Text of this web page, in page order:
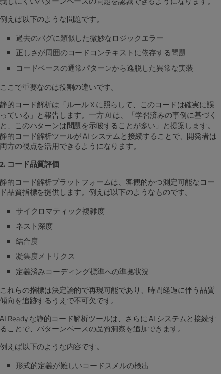
例えば以下のような問題です。
過去のバグに類似した微妙なロジックエラー
正しさが周囲のコードコンテキストに依存する問題
コードベースの通常パターンから逸脱した異常な実装
ここで重要なのは役割の違いです。
静的コード解析は「ルール X に照らして、このコードは確実に誤
っている」と報告します。一方 AI は、「学習済みの事例に基づく
と、このパターンは問題を示唆することが多い」と提案します。
静的コード解析ツールが AI システムと接続することで、開発者は
両方の視点を活用できるようになります。
2. コード品質評価
静的コード解析プラットフォームは、客観的かつ測定可能なコー
ド品質指標を提供します。例えば以下のようなものです。
サイクロマティック複雑度
ネスト深度
結合度
凝集度メトリクス
定義済みコーディング標準への準拠状況
これらの指標は決定論的で再現可能であり、時間経過に伴う品質
傾向を追跡するうえで不可欠です。
AI Ready な静的コード解析ツールは、さらに AI システムと接続す
ることで、パターンベースの品質洞察を追加できます。
例えば以下のような内容です。
形式的定義が難しいコードスメルの検出